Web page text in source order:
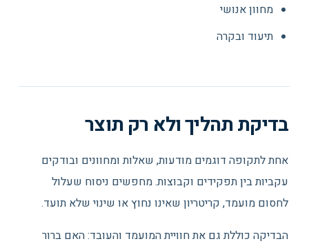
מחוון אנושי
תיעוד ובקרה
בדיקת תהליך ולא רק תוצר
אחת לתקופה דוגמים מודעות, שאלות ומחוונים ובודקים
עקביות בין תפקידים וקבוצות. מחפשים ניסוח שעלול
לחסום מועמד, קריטריון שאינו נחוץ או שינוי שלא תועד.
הבדיקה כוללת גם את חוויית המועמד והעובד: האם ברור